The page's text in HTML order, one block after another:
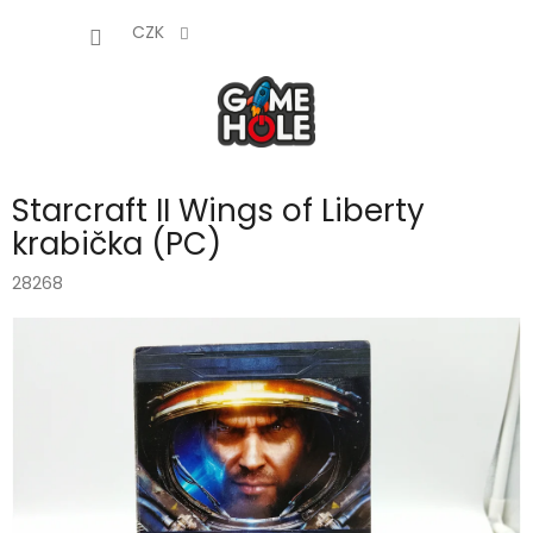
CZK
Starcraft II Wings of Liberty
krabička (PC)
28268